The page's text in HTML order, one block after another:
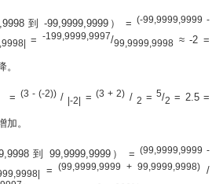
到 -99,9999,9999） =(-99,9999,9999 -
= -199,9999,9997/99,9999,9998 ≈ -2 =
= (3 - (-2))/ |-2| = (3 + 2) / 2 =5/2 = 2.5 =
加。
到 99,9999,9999） = (99,9999,9999 -
=(99,9999,9999 + 99,9999,9998) /